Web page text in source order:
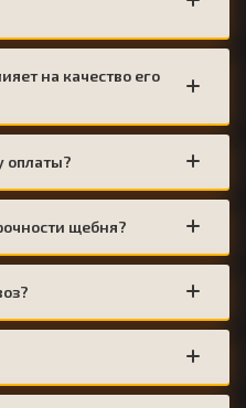
на качество его
оплаты?
щебня?